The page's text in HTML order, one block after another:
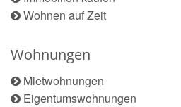
Wohnen auf Zeit
Wohnungen
Mietwohnungen
Eigentumswohnungen